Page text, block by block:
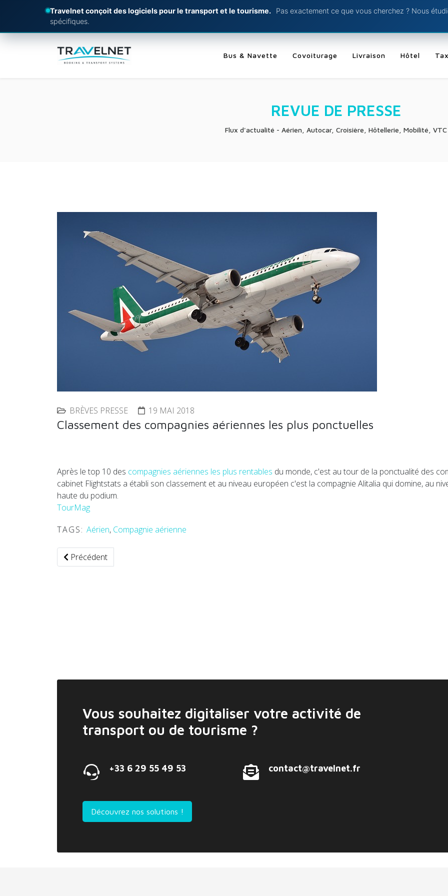
Travelnet conçoit des logiciels pour le transport et le tourisme.
Pas exactement ce que vous cherchez ? Nous
spécifiques.
Bus & Navette Covoiturage Livraison Hôtel
REVUE DE PRESSE
Flux d'actualité - Aérien, Autocar, Croisière, Hôtellerie, Mobilité, VTC
BRÈVES PRESSE 19 MAI 2018
Classement des compagnies aériennes les plus ponctuelles
Après le top 10 des compagnies aériennes les plus rentables du monde, c'est au tour de la ponctualité des
cabinet Flightstats a établi son classement et au niveau européen c'est la compagnie Alitalia qui domine, au
haute du podium.
TourMag
TAGS: Aérien, Compagnie aérienne
Article précédent : Aerozon : un concept de livraison par drone pour les cols blancs
Précédent
Vous souhaitez digitaliser votre activité de
transport ou de tourisme ?
+33 6 29 55 49 53 contact@travelnet.fr
Découvrez nos solutions !